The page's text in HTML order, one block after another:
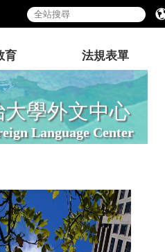
大學外文中心
Language Center
育 法規表單